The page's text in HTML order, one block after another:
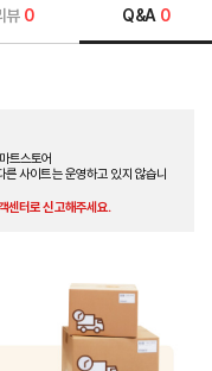
뷰 0 Q&A 0
트스토어
사이트는 운영하고 있지 않습니
센터로 신고해주세요.